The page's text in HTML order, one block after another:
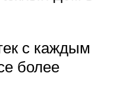
с каждым
более